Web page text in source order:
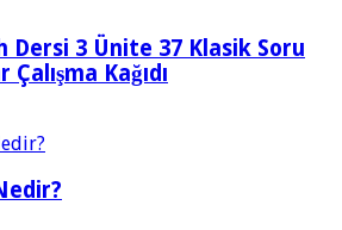
Dersi 3 Ünite 37 Klasik Soru
Kağıdı